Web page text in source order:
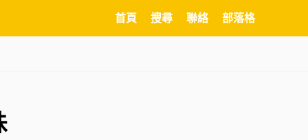
首頁 搜尋 聯絡 部落格